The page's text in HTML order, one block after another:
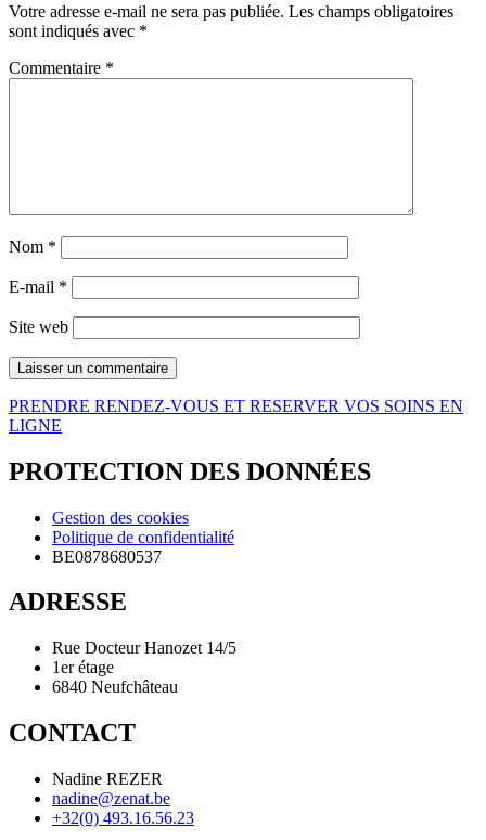
Votre adresse e-mail ne sera pas publiée. Les champs obligatoires
sont indiqués avec *
Commentaire *
Nom *
E-mail *
Site web
PRENDRE RENDEZ-VOUS ET RESERVER VOS SOINS EN
LIGNE
PROTECTION DES DONNÉES
Gestion des cookies
Politique de confidentialité
BE0878680537
ADRESSE
Rue Docteur Hanozet 14/5
1er étage
6840 Neufchâteau
CONTACT
Nadine REZER
nadine@zenat.be
+32(0) 493.16.56.23